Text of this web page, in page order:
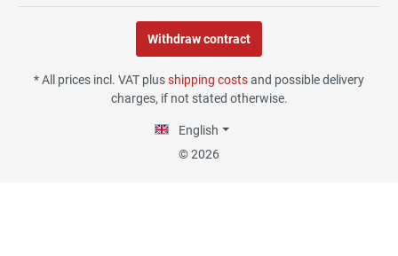
Withdraw contract
* All prices incl. VAT plusshipping costsand possible delivery
charges, if not stated otherwise.
English
© 2026